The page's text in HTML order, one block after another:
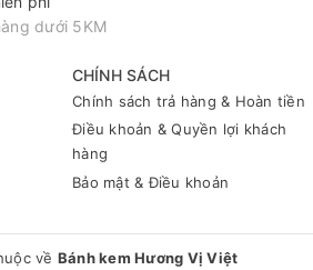
CHÍNH SÁCH
Chính sách trả hàng & Hoàn tiền
Điều khoản & Quyền lợi khách
hàng
Bảo mật & Điều khoản
dưới 5KM
về Bánh kem Hương Vị Việt